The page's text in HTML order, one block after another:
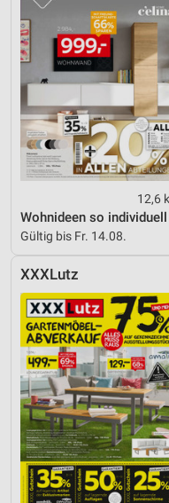
12,6
Gültig bis Fr. 14.08.
XXXLutz
Entwicklung und
Verwendung
Inhalten
IAB-Besonderheiten:
Verwendung genauer
Geräte anhand von
Informationen
Nicht-IAB-Verarbeitungszwecke:
Notwendig
Funktional
Werbung